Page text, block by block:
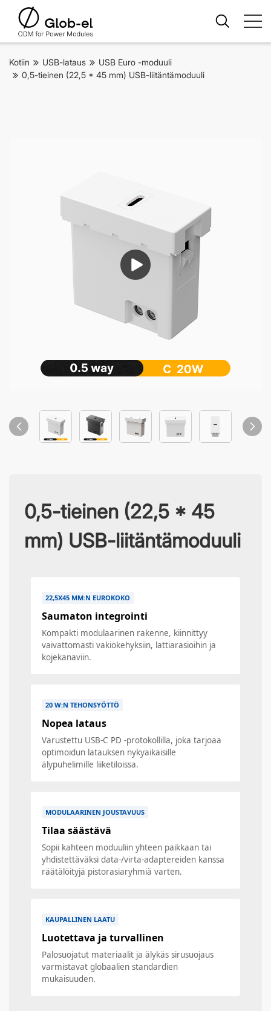
Kotiin USB-lataus
USB Euro -moduuli
0,5-tieinen (22,5 * 45 mm) USB-liitäntämoduuli
0,5-tieinen (22,5 * 45
mm) USB-liitäntämoduuli
22,5X45 MM:N EUROKOKO
Saumaton integrointi
Kompakti modulaarinen rakenne, kiinnittyy
vaivattomasti vakiokehyksiin, lattiarasioihin ja
kojekanaviin.
20 W:N TEHONSYÖTTÖ
Nopea lataus
Varustettu USB-C PD -protokollilla, joka tarjoaa
optimoidun latauksen nykyaikaisille
älypuhelimille liiketiloissa.
MODULAARINEN JOUSTAVUUS
Tilaa säästävä
Sopii kahteen moduuliin yhteen paikkaan tai
yhdistettäväksi data-/virta-adaptereiden kanssa
räätälöityjä pistorasiaryhmiä varten.
KAUPALLINEN LAATU
Luotettava ja turvallinen
Palosuojatut materiaalit ja älykäs sirusuojaus
varmistavat globaalien standardien
mukaisuuden.